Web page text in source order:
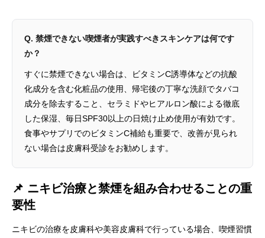
Q. 禁煙できない喫煙者が実践すべきスキンケアは何です
か？
すぐに禁煙できない場合は、ビタミンC誘導体などの抗酸
化成分を含む化粧品の使用、帰宅後の丁寧な洗顔でタバコ
成分を除去すること、セラミドやヒアルロン酸による徹底
した保湿、毎日SPF30以上の日焼け止め使用が有効です。
食事やサプリでのビタミンC補給も重要で、改善が見られ
ない場合は皮膚科受診をお勧めします。
📌 ニキビ治療と禁煙を組み合わせることの重
要性
ニキビの治療を皮膚科や美容皮膚科で行っている場合、喫煙習慣